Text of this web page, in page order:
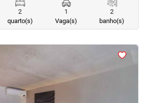
2
quarto(s)
1
Vaga(s)
2
banho(s)